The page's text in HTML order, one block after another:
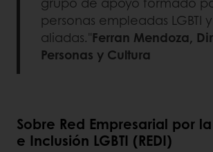
personas empleadas LGBTI y
aliadas."Ferran Mendoza,
Personas y Cultura
Sobre Red Empresarial por
e Inclusión LGBTI (REDI)